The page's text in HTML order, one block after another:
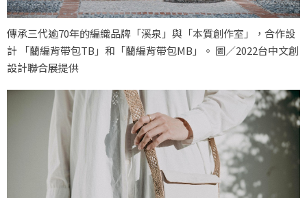
傳承三代逾70年的編織品牌「溪泉」與「本質創作室」，合作設
計 「藺編背帶包TB」和「藺編背帶包MB」。 圖／2022台中文創
設計聯合展提供